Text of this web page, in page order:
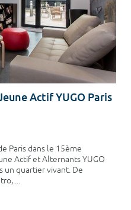
Actif YUGO Paris
Paris dans le 15ème
Actif et Alternants YUGO
un quartier vivant. De
...